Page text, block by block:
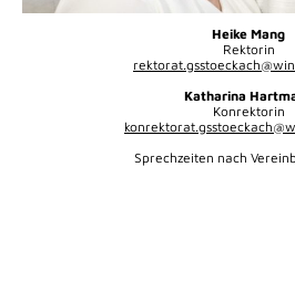
Heike Mang
Rektorin
Katharina
Konrektorin
Sprechzeiten nach